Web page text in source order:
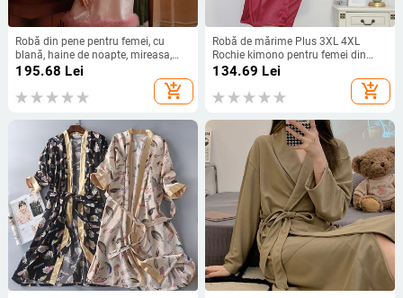
Robă din pene pentru femei, cu
blană, haine de noapte, mireasa,
dimineața, satin, cămașă de
noapte, rochie de nuntă, elegantă,
pentru domnișoară de onoare, halat
195.68 Lei
add_shopping_cart
Robă de mărime Plus 3XL 4XL
Rochie kimono pentru femei din
satin de mătase Cămașă de noapte
din pere de baie de culoare uni
134.69 Lei
add_shopping_cart